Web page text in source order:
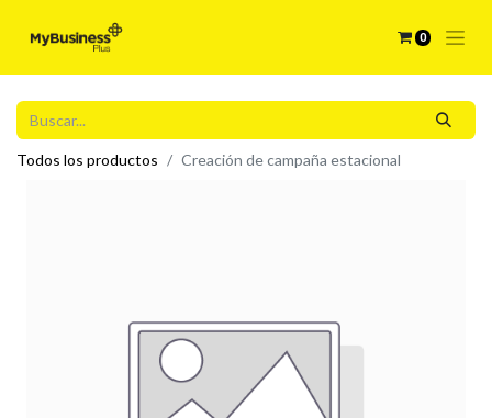
0
Todos los productos Creación de campaña estacional